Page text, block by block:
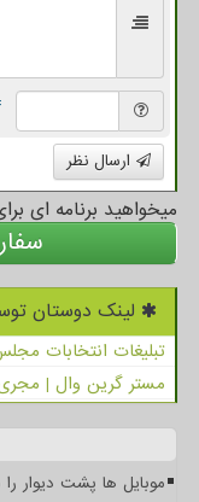
=
ارسال نظر
میخواهید برنامه ای
لینک دوستان
تبلیغات انتخابات
مستر گرین وال |
موبایل ها پشت دیوار را